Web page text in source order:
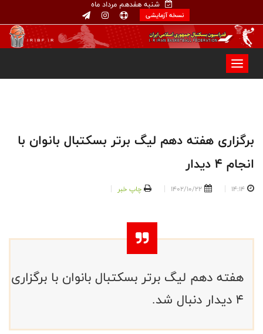
شنبه هفدهم مرداد ماه
نسخه آزمایشی
برگزاری هفته دهم لیگ برتر بسکتبال بانوان با
انجام ۴ دیدار
14:14
1402/10/22 چاپ خبر
هفته دهم لیگ برتر بسکتبال بانوان با برگزاری
۴ دیدار دنبال شد.